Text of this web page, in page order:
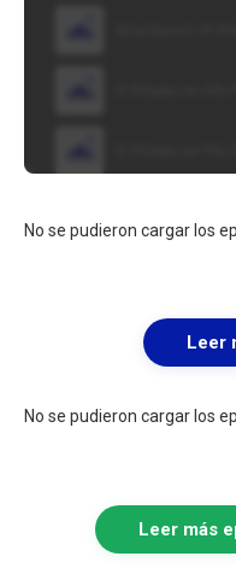
No se pudieron cargar los
Leer
No se pudieron cargar los
Leer más